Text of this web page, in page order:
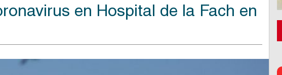
en Hospital de la Fach en